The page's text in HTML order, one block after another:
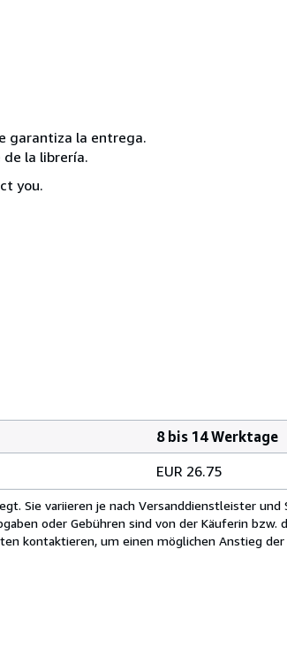
garantiza la entrega.
la librería.
you.
8 bis 14 Werktage
EUR 26.75
Sie variieren je nach Versanddienstleister und
oder Gebühren sind von der Käuferin bzw.
kontaktieren, um einen möglichen Anstieg